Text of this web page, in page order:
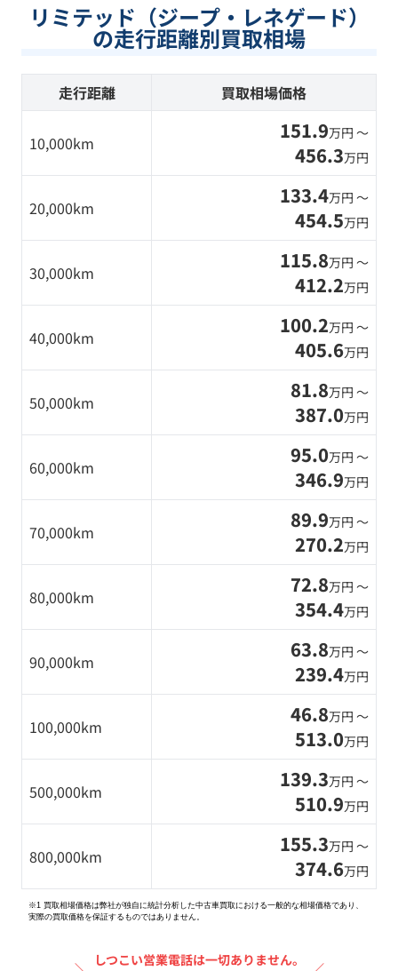
リミテッド（ジープ・レネゲード）
の走行距離別買取相場
走行距離 買取相場価格
10,000km 151.9万円 〜
456.3万円
20,000km 133.4万円 〜
454.5万円
30,000km 115.8万円 〜
412.2万円
40,000km 100.2万円 〜
405.6万円
50,000km 81.8万円 〜
387.0万円
60,000km 95.0万円 〜
346.9万円
70,000km 89.9万円 〜
270.2万円
80,000km 72.8万円 〜
354.4万円
90,000km 63.8万円 〜
239.4万円
100,000km 46.8万円 〜
513.0万円
500,000km 139.3万円 〜
510.9万円
800,000km 155.3万円 〜
374.6万円
※1 買取相場価格は弊社が独自に統計分析した中古車買取における一般的な相場価格であり、
実際の買取価格を保証するものではありません。
しつこい営業電話は一切ありません。